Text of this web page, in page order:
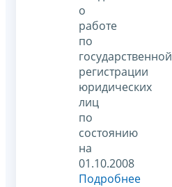
о
работе
по
государственной
регистрации
юридических
лиц
по
состоянию
на
01.10.2008
Подробнее